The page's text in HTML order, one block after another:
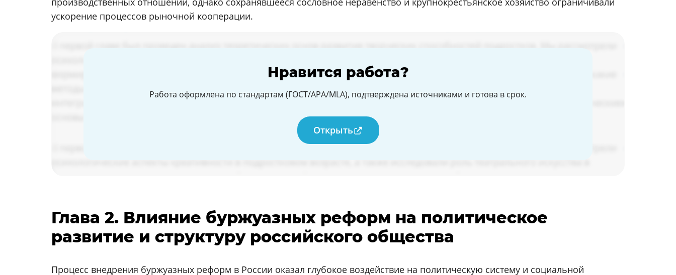
ускорение процессов рыночной кооперации.
Нравится работа?
Работа оформлена по стандартам (ГОСТ/APA/MLA), подтверждена источниками и готова в срок.
Открыть
Глава 2. Влияние буржуазных реформ на политическое
развитие и структуру российского общества
Процесс внедрения буржуазных реформ в России оказал глубокое воздействие на политическую систему и социальной